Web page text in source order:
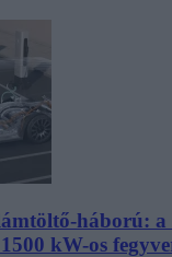
háború: a
kW-os